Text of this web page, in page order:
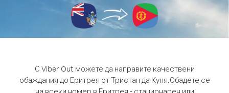
С Viber Out можете да направите качествени
обаждания до Еритрея от Тристан да Куня.Обадете се